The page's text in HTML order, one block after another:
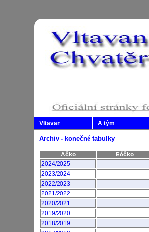
Vltavan A tým
Archiv - konečné tabulky
Ačko Béčko
2024/2025
2023/2024
2022/2023
2021/2022
2020/2021
2019/2020
2018/2019